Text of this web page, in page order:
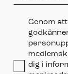
Genom
dig i